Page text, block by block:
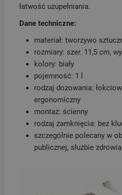
łatwość uzupełniania.
Dane techniczne:
materiał: tworzywo
rozmiary: szer. 11,5 cm,
kolory: biały
pojemność: 1 l
rodzaj dozowania:
ergonomiczny
montaż: ścienny
rodzaj zamknięcia: bez
szczególnie polecany w
publicznej, służbie